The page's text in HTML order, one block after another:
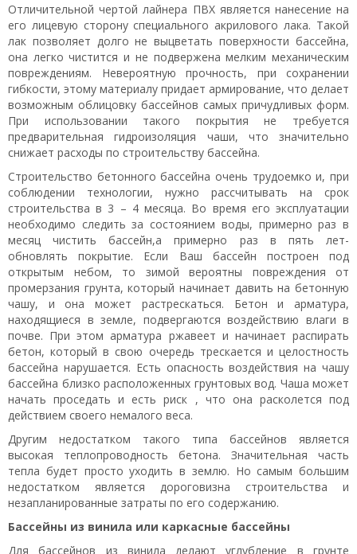
Отличительной чертой лайнера ПВХ является нанесение на
его лицевую сторону специального акрилового лака. Такой
лак позволяет долго не выцветать поверхности бассейна,
она легко чистится и не подвержена мелким механическим
повреждениям. Невероятную прочность, при сохранении
гибкости, этому материалу придает армирование, что делает
возможным облицовку бассейнов самых причудливых форм.
При использовании такого покрытия не требуется
предварительная гидроизоляция чаши, что значительно
снижает расходы по строительству бассейна.
Строительство бетонного бассейна очень трудоемко и, при
соблюдении технологии, нужно рассчитывать на срок
строительства в 3 – 4 месяца. Во время его эксплуатации
необходимо следить за состоянием воды, примерно раз в
месяц чистить бассейн,а примерно раз в пять лет-
обновлять покрытие. Если Ваш бассейн построен под
открытым небом, то зимой вероятны повреждения от
промерзания грунта, который начинает давить на бетонную
чашу, и она может растрескаться. Бетон и арматура,
находящиеся в земле, подвергаются воздействию влаги в
почве. При этом арматура ржавеет и начинает распирать
бетон, который в свою очередь трескается и целостность
бассейна нарушается. Есть опасность воздействия на чашу
бассейна близко расположенных грунтовых вод. Чаша может
начать проседать и есть риск , что она расколется под
действием своего немалого веса.
Другим недостатком такого типа бассейнов является
высокая теплопроводность бетона. Значительная часть
тепла будет просто уходить в землю. Но самым большим
недостатком является дороговизна строительства и
незапланированные затраты по его содержанию.
Бассейны из винила или каркасные бассейны
Для бассейнов из винила делают углубление в грунте